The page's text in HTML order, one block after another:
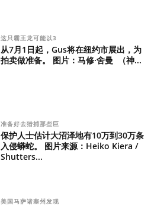
这只霸王龙可能以3
从7月1日起，Gus将在纽约市展出，为
拍卖做准备。 图片：马修·舍曼 （神...
准备好去猎捕那些巨
保护人士估计大沼泽地有10万到30万条
入侵蟒蛇。 图片来源：Heiko Kiera /
Shutters...
美国马萨诸塞州发现